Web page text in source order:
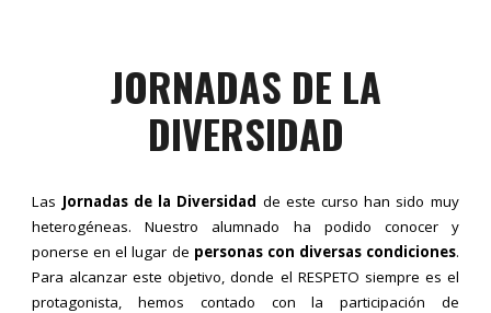
JORNADAS DE LA
DIVERSIDAD
Las Jornadas de la Diversidad de este curso han sido muy
heterogéneas. Nuestro alumnado ha podido conocer y
ponerse en el lugar de personas con diversas condiciones.
Para alcanzar este objetivo, donde el RESPETO siempre es el
protagonista, hemos contado con la participación de